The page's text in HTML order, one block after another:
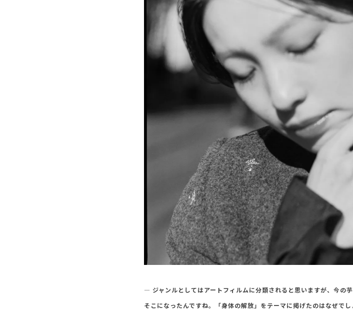
― ジャンルとしてはアートフィルムに分類されると思いますが、今の
そこになったんですね。「身体の解放」をテーマに掲げたのはなぜでし